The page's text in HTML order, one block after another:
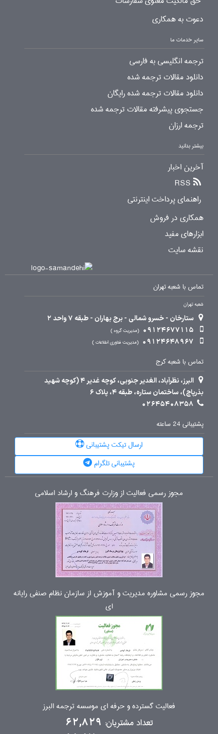
دعوت به همکاری
سایر خدمات ما
ترجمه انگلیسی به فارسی
دانلود مقالات ترجمه شده
دانلود مقالات ترجمه شده رایگان
جستجوی پیشرفته مقالات ترجمه شده
ترجمه ارزان
بیشتر بدانید
آخرین اخبار
RSS
راهنمای پرداخت اینترنتی
همکاری در فروش
ابزارهای مفید
نقشه سایت
تماس با شعبه تهران
شعبه تهران
ستارخان - خسرو شمالی - برج بهاران - طبقه 7 واحد 2
09124677115
مدیریت گروه
09124648967 مدیریت فناوری اطلاعات
تماس با شعبه کرج
البرز، نظرآباد، الغدیر جنوبی، کوچه غدیر 4 (کوچه شهید
بذرپاچ)، ساختمان ستاره، طبقه 4، پلاک 6
02645408358
پشتیبانی 24 ساعته
ارسال تیکت پشتیبانی
پشتیبانی تلگرام
مجوز رسمی فعالیت از وزارت فرهنگ و ارشاد اسلامی
مجوز رسمی مشاوره مدیریت و آموزش از سازمان نظام صنفی رایانه
ای
فعالیت گسترده و حرفه ای موسسه ترجمه البرز
تعداد مشتریان: 62,829